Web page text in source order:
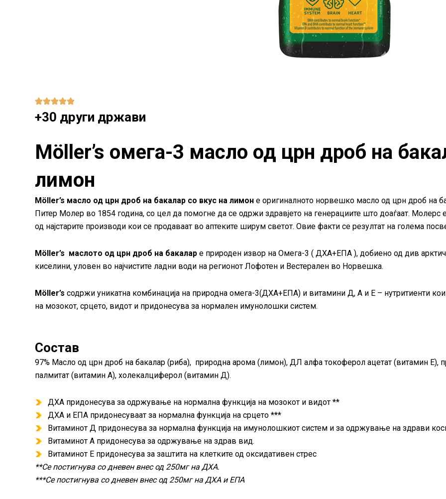
+30 други држави
Möller’s омега-3 масло од црн дроб на
лимон
Möller’s масло од црн дроб на бакалар со вкус на лимон е оригиналното норвешко масло од црн дроб на
Питер Молер во 1854 година, со цел да помогне да се одржи здравјето на генерациите што доаѓаат.
од најстарите производи кои се продаваат во аптеките ширум светот. Овие факти се резултат на голема
Möller’s маслото од црн дроб на бакалар е природен извор на Омега-3 ( ДХА+ЕПА ), добиено од див
киселини, уловен во најчистите ладни води на регионот Лофотен и Вестерален во Норвешка.
Möller’s содржи уникатна комбинација на природна омега-3(ДХА+ЕПА) и витамини Д, А и Е – нутритиенти
на мозокот, срцето, видот и придонесува за нормален имунолошки систем.
Состав
97% Масло од црн дроб на бакалар (риба), природна арома (лимон), ДЛ алфа токоферол ацетат (витамин Е),
палмитат (витамин А), холекалциферол (витамин Д).
ДХА придонесува за одржување на нормална функција на мозокот и видот **
ДХА и ЕПА придонесуваат за нормална функција на срцето ***
Витаминот Д придонесува за нормална функција на имунолошкиот систем и за одржување на здрави
Витаминот А придонесува за одржување на здрав вид.
Витаминот Е придонесува за заштита на клетките од оксидативен стрес
**Се постигнува со дневен внес од 250мг на ДХА.
***Се постигнува со дневен внес од 250мг на ДХА и ЕПА